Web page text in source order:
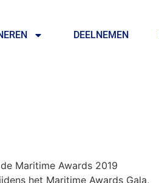
DEELNEMEN
Maritime Awards 2019
het Maritime Awards Gala,